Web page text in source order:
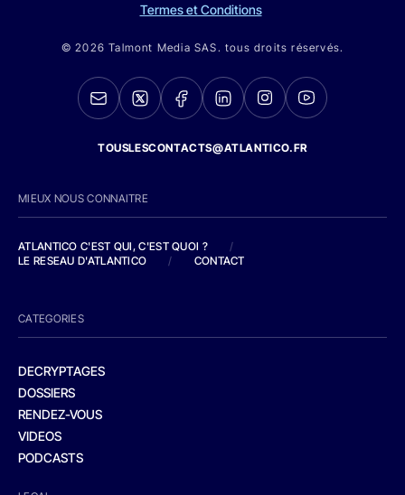
Termes et Conditions
© 2026 Talmont Media SAS. tous droits réservés.
TOUSLESCONTACTS@ATLANTICO.FR
MIEUX NOUS CONNAITRE
ATLANTICO C'EST QUI, C'EST QUOI ?
/
LE RESEAU D'ATLANTICO
/ CONTACT
CATEGORIES
DECRYPTAGES
DOSSIERS
RENDEZ-VOUS
VIDEOS
PODCASTS